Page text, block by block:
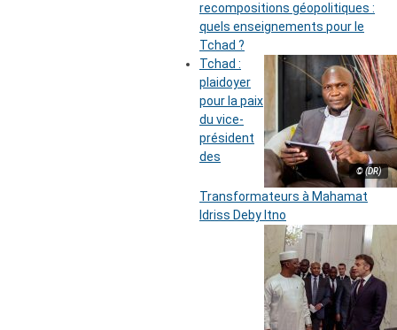
recompositions géopolitiques :
quels enseignements pour le
Tchad ?
© (DR)
Tchad :
plaidoyer
pour la paix
du vice-
président
des
Transformateurs à Mahamat
Idriss Deby Itno